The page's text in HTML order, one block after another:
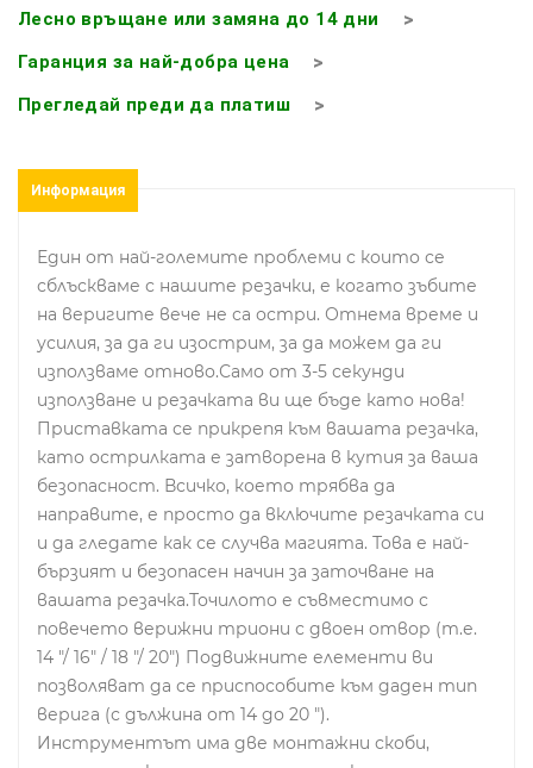
Лесно връщане или замяна до 14 дни
Гаранция за най-добра цена
Прегледай преди да платиш
Информация
Един от най-големите проблеми с които се
сблъскваме с нашите резачки, е когато зъбите
на веригите вече не са остри. Отнема време и
усилия, за да ги изострим, за да можем да ги
използваме отново.Само от 3-5 секунди
използване и резачката ви ще бъде като нова!
Приставката се прикрепя към вашата резачка,
като острилката е затворена в кутия за ваша
безопасност. Всичко, което трябва да
направите, е просто да включите резачката си
и да гледате как се случва магията. Това е най-
бързият и безопасен начин за заточване на
вашата резачка.Точилото е съвместимо с
повечето верижни триони с двоен отвор (т.е.
14 "/ 16" / 18 "/ 20") Подвижните елементи ви
позволяват да се приспособите към даден тип
верига (с дължина от 14 до 20 ").
Инструментът има две монтажни скоби,